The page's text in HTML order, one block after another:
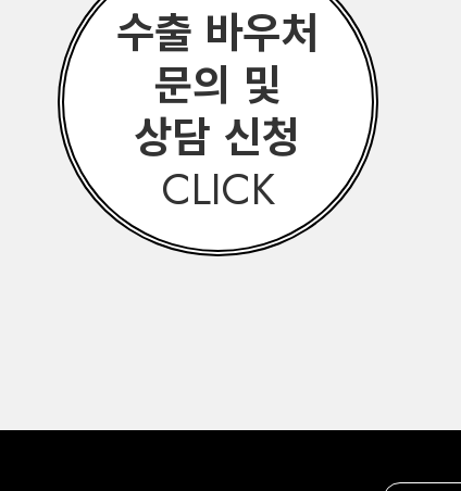
수출 바우처
문의 및
상담 신청
CLICK